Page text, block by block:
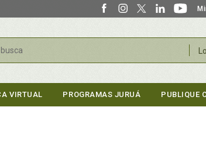
VIRTUAL PROGRAMAS JURUÁ PUBLIQUE